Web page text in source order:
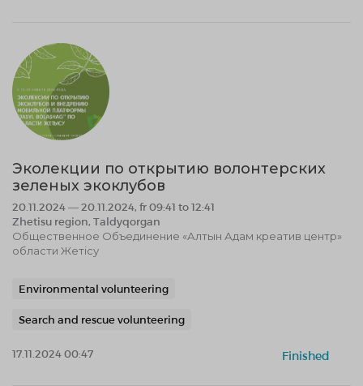
Эколекции по открытию волонтерских
зеленых экоклубов
20.11.2024 — 20.11.2024, fr 09:41 to 12:41
Zhetisu region, Taldyqorgan
Общественное Объединение «Алтын Адам креатив центр»
области Жетісу
Environmental volunteering
Search and rescue volunteering
17.11.2024 00:47 Finished